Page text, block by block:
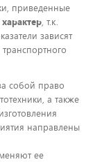
приведенные
, т.к.
зависят
собой право
а также
направлены
ее